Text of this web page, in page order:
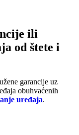
ili
od štete i
garancije uz
obuhvaćenih
uređaja.